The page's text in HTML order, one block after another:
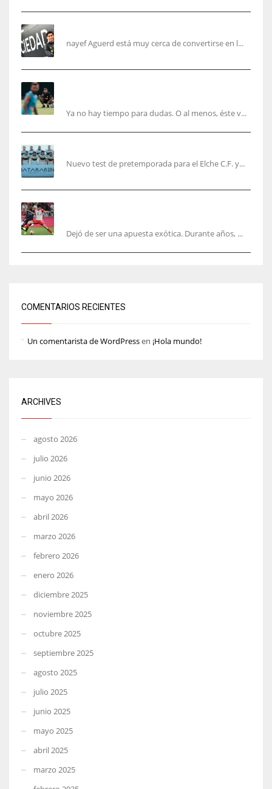
nayef Aguerd está muy cerca de convertirse en l...
Ya no hay tiempo para dudas. O al menos, éste v...
Nuevo test de pretemporada para el Elche C.F. y...
Dejó de ser una apuesta exótica. Durante años, ...
COMENTARIOS RECIENTES
Un comentarista de WordPressen ¡Hola mundo!
ARCHIVES
agosto 2026
julio 2026
junio 2026
mayo 2026
abril 2026
marzo 2026
febrero 2026
enero 2026
diciembre 2025
noviembre 2025
octubre 2025
septiembre 2025
agosto 2025
julio 2025
junio 2025
mayo 2025
abril 2025
marzo 2025